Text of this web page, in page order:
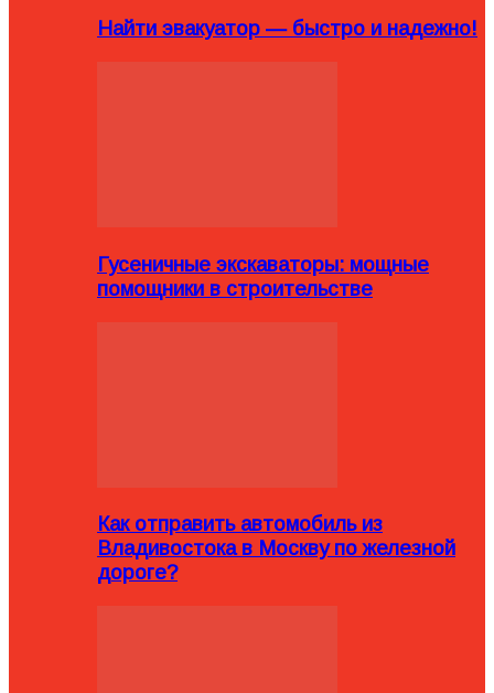
Найти эвакуатор — быстро и надежно!
Гусеничные экскаваторы: мощные
помощники в строительстве
Как отправить автомобиль из
Владивостока в Москву по железной
дороге?